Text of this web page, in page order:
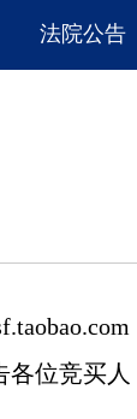
法院公告
位竞买人